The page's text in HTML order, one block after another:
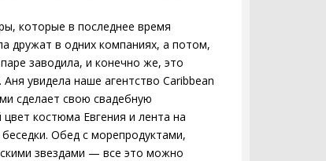
которые в последнее время
дружат в одних компаниях, а потом,
заводила, и конечно же, это
увидела наше агентство Caribbean
сделает свою свадебную
костюма Евгения и лента на
Обед с морепродуктами,
звездами — все это можно